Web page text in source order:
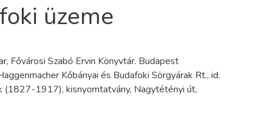
üzeme
Fővárosi Szabó Ervin Könyvtár. Budapest
Kőbányai és Budafoki Sörgyárak Rt., id.
(1827-1917), kisnyomtatvány, Nagytétényi út,